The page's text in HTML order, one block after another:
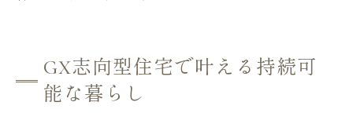
GX志向型住宅で叶える持続可
能な暮らし